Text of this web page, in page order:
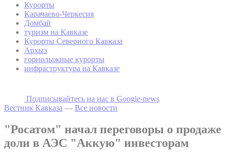
Курорты
Карачаево-Черкесия
Домбай
туризм на Кавказе
Курорты Северного Кавказа
Архыз
горнолыжные курорты
инфраструктура на Кавказе
Подписывайтесь на наc в Google-news
Вестник Кавказа — Все новости
"Росатом" начал переговоры о продаже
доли в АЭС "Аккую" инвесторам